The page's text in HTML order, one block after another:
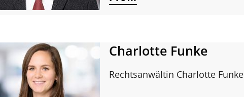
Charlotte Funke
Rechtsanwältin Charlotte Funke